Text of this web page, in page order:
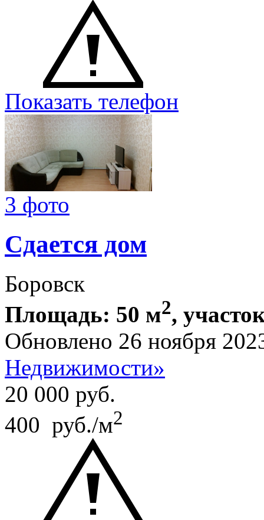
Показать телефон
3 фото
Сдается дом
Боровск
Площадь: 50 м2,
Обновлено 26 ноября
Недвижимости»
20 000 руб.
400 руб./м2